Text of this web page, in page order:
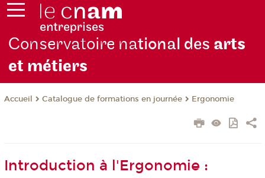
Conservatoire national des arts
et métiers
Accueil Catalogue de formations en journée Ergonomie
Introduction à l'Ergonomie :